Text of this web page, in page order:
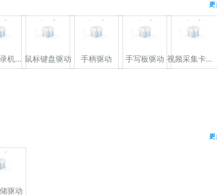
光驱/刻录机驱动 鼠标键盘驱动 手柄驱动 手写板驱动 视频采集卡驱动
驱动